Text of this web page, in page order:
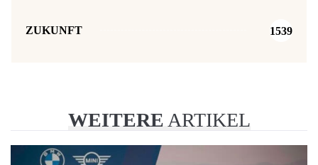
ZUKUNFT 1539
WEITERE ARTIKEL